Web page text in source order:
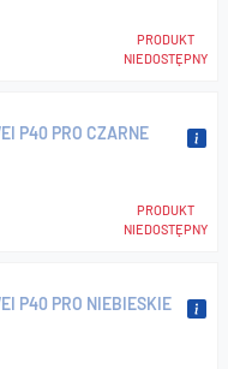
PRODUKT
NIEDOSTĘPNY
P40 PRO CZARNE
PRODUKT
NIEDOSTĘPNY
P40 PRO NIEBIESKIE